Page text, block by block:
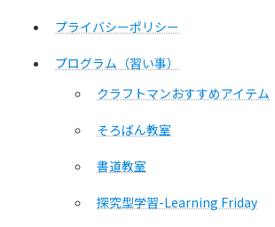
プライバシーポリシー
プログラム（習い事）
クラフトマンおすすめアイテム
そろばん教室
書道教室
探究型学習-Learning Friday